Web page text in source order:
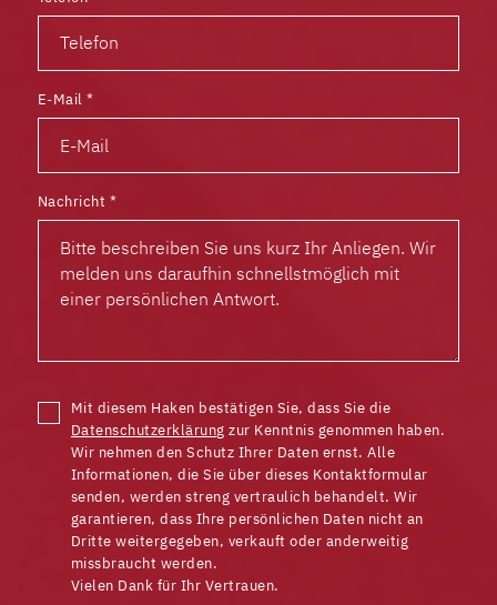
E-Mail*
Nachricht *
Mit diesem Haken bestätigen Sie, dass Sie die
Datenschutzerklärung zur Kenntnis genommen haben.
Wir nehmen den Schutz Ihrer Daten ernst. Alle
Informationen, die Sie über dieses Kontaktformular
senden, werden streng vertraulich behandelt. Wir
garantieren, dass Ihre persönlichen Daten nicht an
Dritte weitergegeben, verkauft oder anderweitig
missbraucht werden.
Vielen Dank für Ihr Vertrauen.